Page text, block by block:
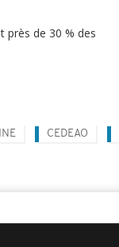
près de 30 % des
CEDEAO